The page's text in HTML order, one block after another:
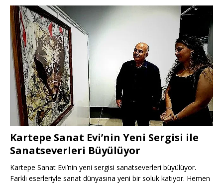
Kartepe Sanat Evi’nin Yeni Sergisi ile
Sanatseverleri Büyülüyor
Kartepe Sanat Evi’nin yeni sergisi sanatseverleri büyülüyor.
Farklı eserleriyle sanat dünyasına yeni bir soluk katıyor. Hemen